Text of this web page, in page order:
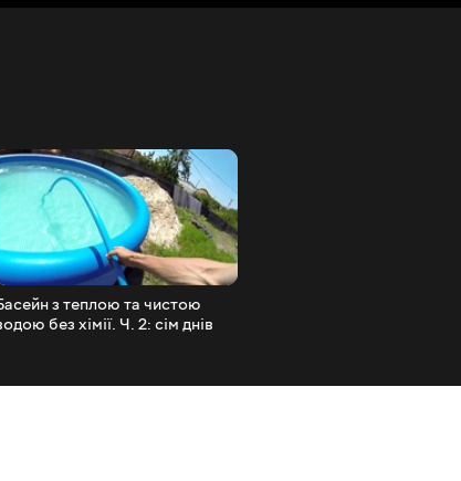
з теплою та чистою
без хімії. Ч. 2: сім днів